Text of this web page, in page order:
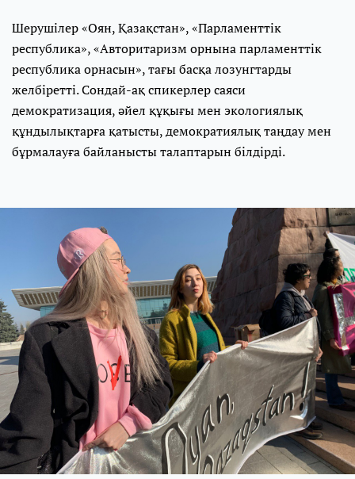
Шерушілер «Оян, Қазақстан», «Парламенттік
республика», «Авторитаризм орнына парламенттік
республика орнасын», тағы басқа лозунгтарды
желбіретті. Сондай-ақ спикерлер саяси
демократизация, әйел құқығы мен экологиялық
құндылықтарға қатысты, демократиялық таңдау мен
бұрмалауға байланысты талаптарын білдірді.